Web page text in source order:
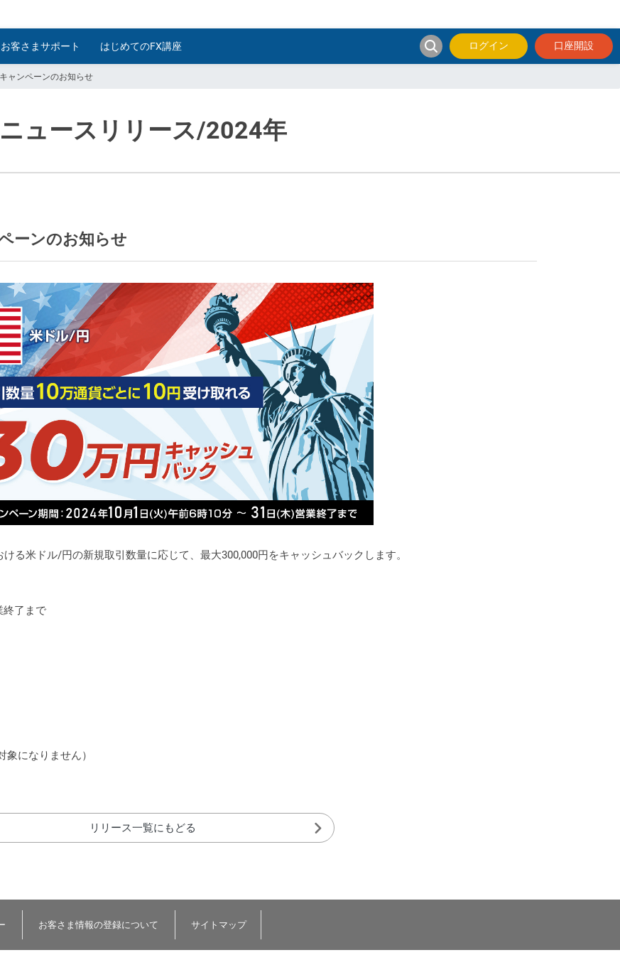
お客さまサポート はじめてのFX講座 ログイン 口座開設
ャンペーンのお知らせ
ニュースリリース/2024年
ーンのお知らせ
る米ドル/円の新規取引数量に応じて、最大300,000円をキャッシュバックします。
終了まで
象になりません）
リリース一覧にもどる
お客さま情報の登録について サイトマップ